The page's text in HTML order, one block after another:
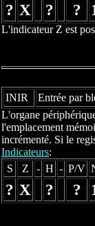
? X ? ?
L'indicateur Z est
INIR
Entrée par
L'organe
l'emplacement
incrémenté. Si le
Indicateurs:
S
Z - H - P/V
? X ? ?